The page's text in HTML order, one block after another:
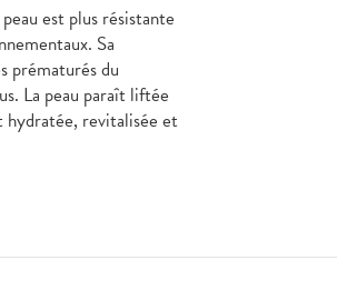
est plus résistante
Sa
prématurés du
La peau paraît liftée
revitalisée et